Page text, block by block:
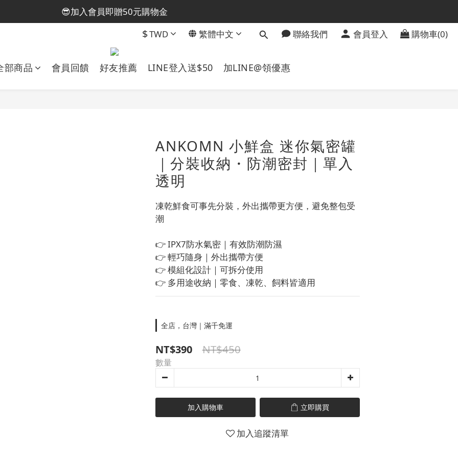
😎加入會員即贈50元購物金
😎加入會員即贈50元購物金
🤩全館消費滿千免運(台灣)
💁🏻‍♀️加入官方LINE@贈50元優惠券
$TWD 繁體中文 聯絡我們 會員登入 購物車(0)
部商品 會員回饋 好友推薦 LINE登入送$50 加LINE@領優惠
ANKOMN 小鮮盒 迷你氣密罐
｜分裝收納・防潮密封｜單入
透明
凍乾鮮食可事先分裝，外出攜帶更方便，避免整包受
潮
👉 IPX7防水氣密｜有效防潮防濕
👉 輕巧隨身｜外出攜帶方便
👉 模組化設計｜可拆分使用
👉 多用途收納｜零食、凍乾、飼料皆適用
全店，台灣｜滿千免運
NT$390 NT$450
數量
加入購物車 立即購買
加入追蹤清單